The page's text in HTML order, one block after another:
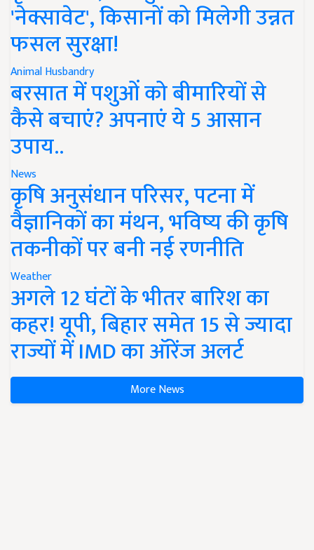
'नेक्सावेट', किसानों को मिलेगी उन्नत
फसल सुरक्षा!
Animal Husbandry
बरसात में पशुओं को बीमारियों से
कैसे बचाएं? अपनाएं ये 5 आसान
उपाय..
News
कृषि अनुसंधान परिसर, पटना में
वैज्ञानिकों का मंथन, भविष्य की कृषि
तकनीकों पर बनी नई रणनीति
Weather
अगले 12 घंटों के भीतर बारिश का
कहर! यूपी, बिहार समेत 15 से ज्यादा
राज्यों में IMD का ऑरेंज अलर्ट
More News